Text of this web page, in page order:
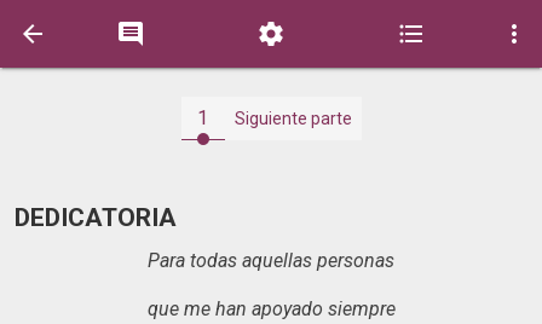
    
1 Siguiente parte
DEDICATORIA
Para todas aquellas personas
que me han apoyado siempre